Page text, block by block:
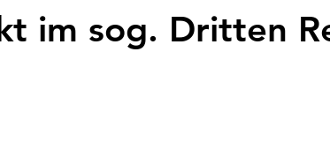
im sog. Dritten